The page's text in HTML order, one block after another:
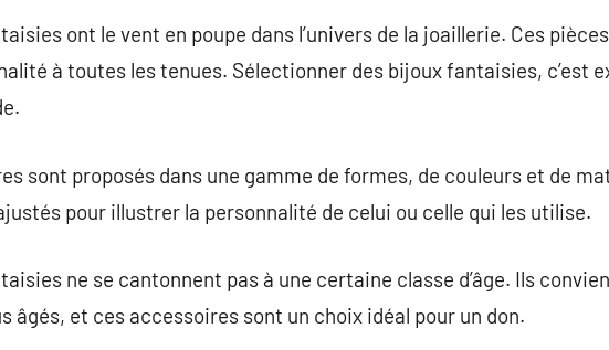
ont le vent en poupe dans l’univers de la joaillerie. Ces
à toutes les tenues. Sélectionner des bijoux fantaisies, c’est
sont proposés dans une gamme de formes, de couleurs et de
pour illustrer la personnalité de celui ou celle qui les utilise.
ne se cantonnent pas à une certaine classe d’âge. Ils
âgés, et ces accessoires sont un choix idéal pour un don.